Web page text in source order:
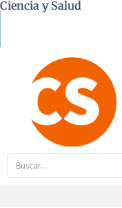
Ciencia y Salud